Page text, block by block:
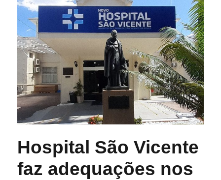
Hospital São Vicente
faz adequações nos